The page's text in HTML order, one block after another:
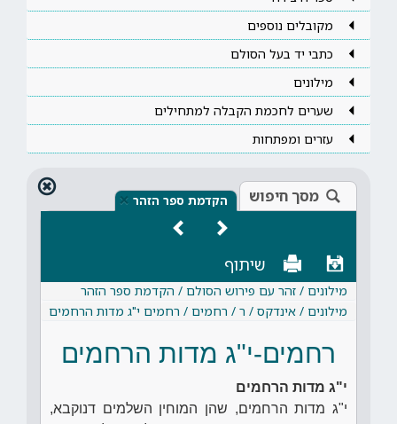
מקובלים נוספים
כתבי יד בעל הסולם
מילונים
שערים לחכמת הקבלה למתחילים
עזרים ומפתחות
מסך חיפוש הקדמת ספר הזהר ×
שיתוף
מילונים / זהר עם פירוש הסולם / הקדמת ספר הזהר
מילונים / אינדקס / ר / רחמים / רחמים י"ג מדות הרחמים
רחמים-י"ג מדות הרחמים
י"ג מדות הרחמים
י"ג מדות הרחמים, שהן המוחין השלמים דנוקבא,